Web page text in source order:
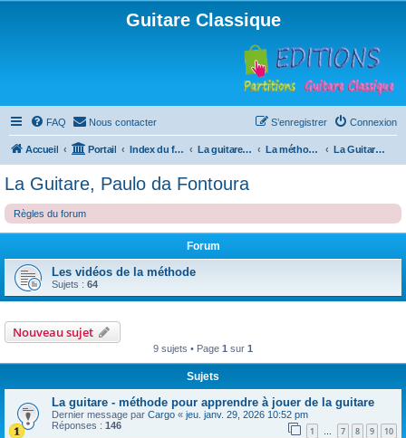
Guitare Classique
FAQ Nous contacter Connexion
S’enregistrer
Accueil Portail Index du forum La guitare : instrument, cours et théorie La méthode à Paulo La Guitare, Paulo da Fontoura
La Guitare, Paulo da Fontoura
Règles du forum
Forum
Les vidéos de la méthode
Sujets : 64
Nouveau sujet
9 sujets • Page 1 sur 1
Sujets
La guitare - méthode pour apprendre à jouer de la guitare
Dernier message par Cargo « jeu. janv. 29, 2026 10:52 pm
Réponses : 146 1 … 7 8 9 10